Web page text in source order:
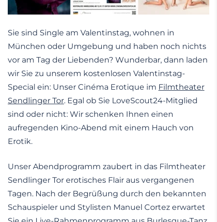
Sie sind Single am Valentinstag, wohnen in
München oder Umgebung und haben noch nichts
vor am Tag der Liebenden? Wunderbar, dann laden
wir Sie zu unserem kostenlosen Valentinstag-
Special ein: Unser Cinéma Erotique im Filmtheater
Sendlinger Tor. Egal ob Sie LoveScout24-Mitglied
sind oder nicht: Wir schenken Ihnen einen
aufregenden Kino-Abend mit einem Hauch von
Erotik.
Unser Abendprogramm zaubert in das Filmtheater
Sendlinger Tor erotisches Flair aus vergangenen
Tagen. Nach der Begrüßung durch den bekannten
Schauspieler und Stylisten Manuel Cortez erwartet